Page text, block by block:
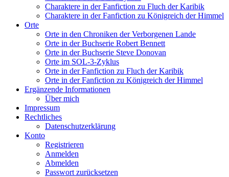
Charaktere in der Fanfiction zu Fluch der Karibik
Charaktere in der Fanfiction zu Königreich der Himmel
Orte
Orte in den Chroniken der Verborgenen Lande
Orte in der Buchserie Robert Bennett
Orte in der Buchserie Steve Donovan
Orte im SOL-3-Zyklus
Orte in der Fanfiction zu Fluch der Karibik
Orte in der Fanfiction zu Königreich der Himmel
Ergänzende Informationen
Über mich
Impressum
Rechtliches
Datenschutzerklärung
Konto
Registrieren
Anmelden
Abmelden
Passwort zurücksetzen